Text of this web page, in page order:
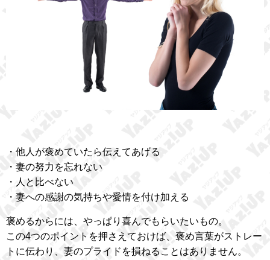
・他人が褒めていたら伝えてあげる
・妻の努力を忘れない
・人と比べない
・妻への感謝の気持ちや愛情を付け加える
褒めるからには、やっぱり喜んでもらいたいもの。
この4つのポイントを押さえておけば、褒め言葉がストレー
トに伝わり、妻のプライドを損ねることはありません。